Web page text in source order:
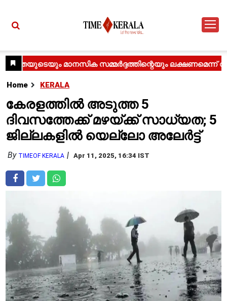
Home KERALA
കേരളത്തിൽ അടുത്ത 5
ദിവസത്തേക്ക് മഴയ്ക്ക് സാധ്യത; 5
ജില്ലകളിൽ യെല്ലോ അലേർട്ട്
By TIMEOF KERALA Apr 11, 2025, 16:34 IST